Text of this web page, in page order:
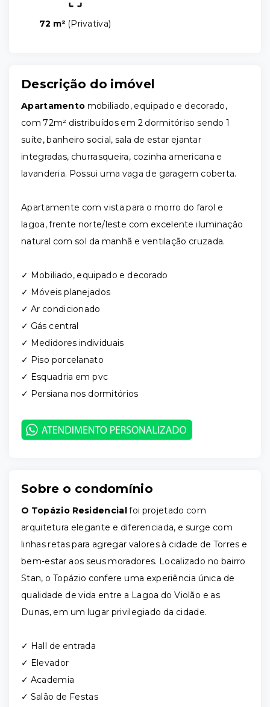
72 m² (Privativa)
Descrição do imóvel
Apartamento mobiliado, equipado e decorado,
com 72m² distribuídos em 2 dormitóriso sendo 1
suíte, banheiro social, sala de estar ejantar
integradas, churrasqueira, cozinha americana e
lavanderia. Possui uma vaga de garagem coberta.
Apartamente com vista para o morro do farol e
lagoa, frente norte/leste com excelente iluminação
natural com sol da manhã e ventilação cruzada.
✓ Mobiliado, equipado e decorado
✓ Móveis planejados
✓ Ar condicionado
✓ Gás central
✓ Medidores individuais
✓ Piso porcelanato
✓ Esquadria em pvc
✓ Persiana nos dormitórios
Sobre o condomínio
O Topázio Residencialfoi projetado com
arquitetura elegante e diferenciada, e surge com
linhas retas para agregar valores à cidade de Torres e
bem-estar aos seus moradores. Localizado no bairro
Stan, o Topázio confere uma experiência única de
qualidade de vida entre a Lagoa do Violão e as
Dunas, em um lugar privilegiado da cidade.
✓ Hall de entrada
✓ Elevador
✓ Academia
✓ Salão de Festas